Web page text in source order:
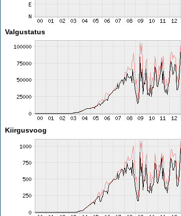
Valgustatus
Kiirgusvoog